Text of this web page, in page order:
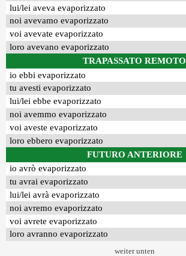
lui/lei aveva evaporizzato
noi avevamo evaporizzato
voi avevate evaporizzato
loro avevano evaporizzato
TRAPASSATO REMOTO
io ebbi evaporizzato
tu avesti evaporizzato
lui/lei ebbe evaporizzato
noi avemmo evaporizzato
voi aveste evaporizzato
loro ebbero evaporizzato
FUTURO ANTERIORE
io avrò evaporizzato
tu avrai evaporizzato
lui/lei avrà evaporizzato
noi avremo evaporizzato
voi avrete evaporizzato
loro avranno evaporizzato
weiter unten